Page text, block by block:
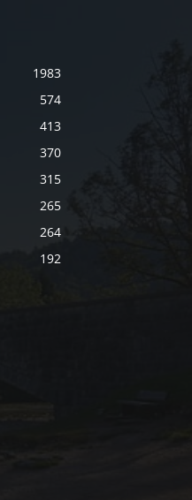
1983
574
413
370
315
265
264
192